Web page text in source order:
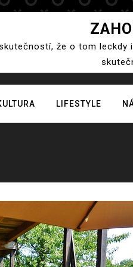
že o tom
LIFESTYLE